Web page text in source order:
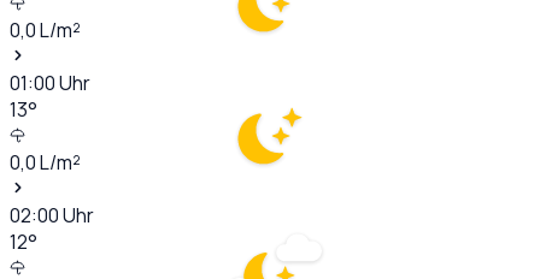
0,0L/m²
01:00Uhr
13°
0,0L/m²
02:00Uhr
12°